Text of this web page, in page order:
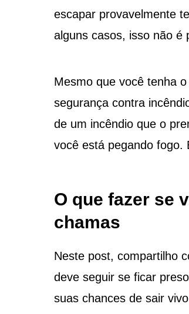
escapar provavelmente
alguns casos, isso não é
Mesmo que você tenha
segurança contra
de um incêndio que o
você está pegando fogo.
O que fazer se
chamas
Neste post, compartilho
deve seguir se ficar
suas chances de sair